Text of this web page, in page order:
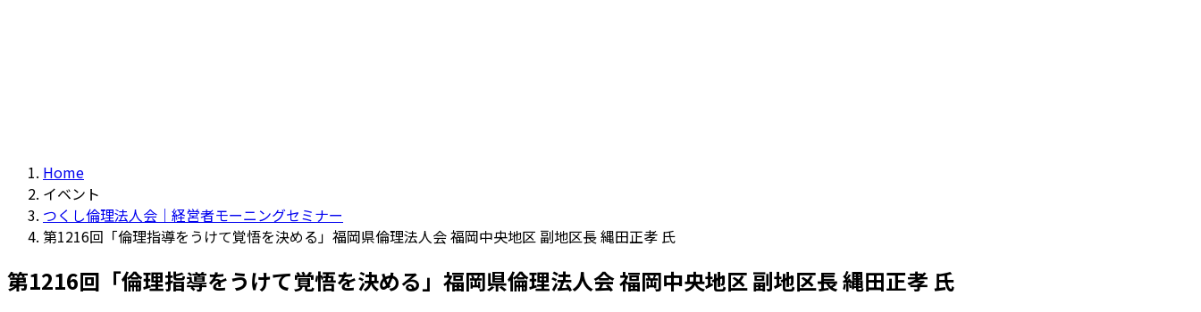
Home
イベント
つくし倫理法人会｜経営者モーニングセミナー
第1216回「倫理指導をうけて覚悟を決める」福岡県倫理法人会 福岡中央地区 副地区長 縄田正孝 氏
第1216回「倫理指導をうけて覚悟を決める」福岡県倫理法人会 福岡中央地区 副地区長 縄田正孝 氏